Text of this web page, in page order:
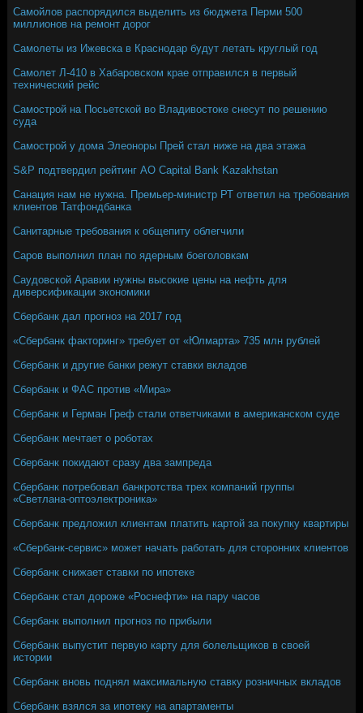
Самойлов распорядился выделить из бюджета Перми 500
миллионов на ремонт дорог
Самолеты из Ижевска в Краснодар будут летать круглый год
Самолет Л-410 в Хабаровском крае отправился в первый
технический рейс
Самострой на Посьетской во Владивостоке снесут по решению
суда
Самострой у дома Элеоноры Прей стал ниже на два этажа
S&P подтвердил рейтинг АО Capital Bank Kazakhstan
Санация нам не нужна. Премьер-министр РТ ответил на требования
клиентов Татфондбанка
Санитарные требования к общепиту облегчили
Саров выполнил план по ядерным боеголовкам
Саудовской Аравии нужны высокие цены на нефть для
диверсификации экономики
Сбербанк дал прогноз на 2017 год
«Сбербанк факторинг» требует от «Юлмарта» 735 млн рублей
Сбербанк и другие банки режут ставки вкладов
Сбербанк и ФАС против «Мира»
Сбербанк и Герман Греф стали ответчиками в американском суде
Сбербанк мечтает о роботах
Сбербанк покидают сразу два зампреда
Сбербанк потребовал банкротства трех компаний группы
«Светлана-оптоэлектроника»
Сбербанк предложил клиентам платить картой за покупку квартиры
«Сбербанк-сервис» может начать работать для сторонних клиентов
Сбербанк снижает ставки по ипотеке
Сбербанк стал дороже «Роснефти» на пару часов
Сбербанк выполнил прогноз по прибыли
Сбербанк выпустит первую карту для болельщиков в своей
истории
Сбербанк вновь поднял максимальную ставку розничных вкладов
Сбербанк взялся за ипотеку на апартаменты